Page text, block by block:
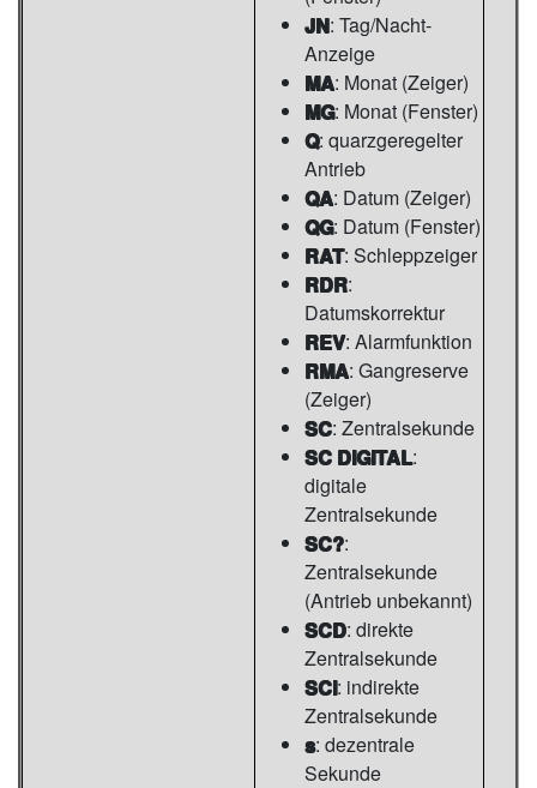
JN: Tag/Nacht-
Anzeige
MA: Monat (Zeiger)
MG: Monat (Fenster)
Q: quarzgeregelter
Antrieb
QA: Datum (Zeiger)
QG: Datum (Fenster)
RAT: Schleppzeiger
RDR:
Datumskorrektur
REV: Alarmfunktion
RMA: Gangreserve
(Zeiger)
SC: Zentralsekunde
SC DIGITAL:
digitale
Zentralsekunde
SC?:
Zentralsekunde
(Antrieb unbekannt)
SCD: direkte
Zentralsekunde
SCI: indirekte
Zentralsekunde
s: dezentrale
Sekunde